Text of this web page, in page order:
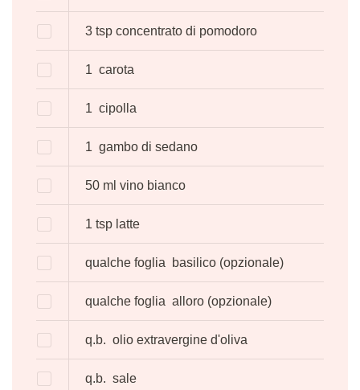
3 tsp concentrato di pomodoro
1 carota
1 cipolla
1 gambo di sedano
50 ml vino bianco
1 tsp latte
qualche foglia basilico (opzionale)
qualche foglia alloro (opzionale)
q.b. olio extravergine d'oliva
q.b. sale